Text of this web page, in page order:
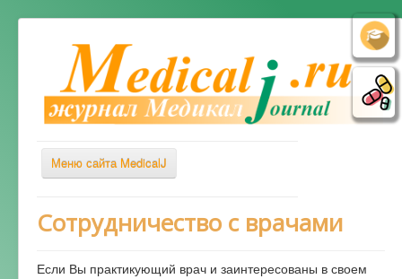
Меню сайта MedicalJ
Весь Медикал
Симптомы
Заболевания
Сотрудничество с врачами
Если Вы практикующий врач и заинтересованы в своем